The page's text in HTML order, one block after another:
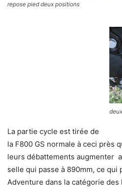
repose pied deux positions
La partie cycle est tirée de
la F800 GS normale à ceci près
leurs débattements augmenter
selle qui passe à 890mm, ce qui
Adventure dans la catégorie des